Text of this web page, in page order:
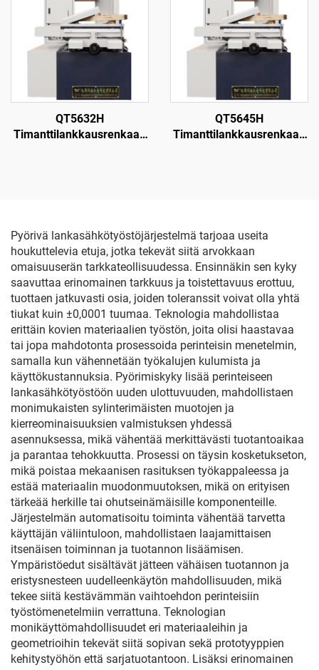
QT5632H
Timanttilankkausrenkaan
QT5645H
Timanttilankkausrenkaan
Pyörivä lankasähkötyöstöjärjestelmä tarjoaa useita
houkuttelevia etuja, jotka tekevät siitä arvokkaan
omaisuuserän tarkkateollisuudessa. Ensinnäkin sen kyky
saavuttaa erinomainen tarkkuus ja toistettavuus erottuu,
tuottaen jatkuvasti osia, joiden toleranssit voivat olla yhtä
tiukat kuin ±0,0001 tuumaa. Teknologia mahdollistaa
erittäin kovien materiaalien työstön, joita olisi haastavaa
tai jopa mahdotonta prosessoida perinteisin menetelmin,
samalla kun vähennetään työkalujen kulumista ja
käyttökustannuksia. Pyörimiskyky lisää perinteiseen
lankasähkötyöstöön uuden ulottuvuuden, mahdollistaen
monimukaisten sylinterimäisten muotojen ja
kierreominaisuuksien valmistuksen yhdessä
asennuksessa, mikä vähentää merkittävästi tuotantoaikaa
ja parantaa tehokkuutta. Prosessi on täysin kosketukseton,
mikä poistaa mekaanisen rasituksen työkappaleessa ja
estää materiaalin muodonmuutoksen, mikä on erityisen
tärkeää herkille tai ohutseinämäisille komponenteille.
Järjestelmän automatisoitu toiminta vähentää tarvetta
käyttäjän väliintuloon, mahdollistaen laajamittaisen
itsenäisen toiminnan ja tuotannon lisäämisen.
Ympäristöedut sisältävät jätteen vähäisen tuotannon ja
eristysnesteen uudelleenkäytön mahdollisuuden, mikä
tekee siitä kestävämmän vaihtoehdon perinteisiin
työstömenetelmiin verrattuna. Teknologian
monikäyttömahdollisuudet eri materiaaleihin ja
geometrioihin tekevät siitä sopivan sekä prototyyppien
kehitystyöhön että sarjatuotantoon. Lisäksi erinomainen